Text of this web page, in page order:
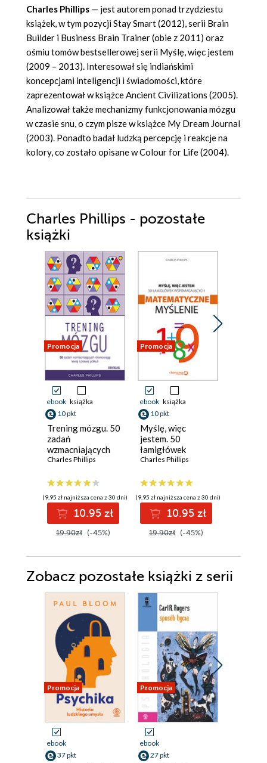
Charles Phillips — jest autorem ponad trzydziestu
książek, w tym pozycji Stay Smart (2012), serii Brain
Builder i Business Brain Trainer (obie z 2011) oraz
ośmiu tomów bestsellerowej serii Myślę, więc jestem
(2009 – 2013). Interesował się indiańskimi
koncepcjami inteligencji i świadomości, które
zaprezentował w książce Ancient Civilizations (2005).
Analizował także mechanizmy funkcjonowania mózgu
w czasie snu, o czym pisze w książce My Dream Journal
(2003). Ponadto badał ludzką percepcję i reakcje na
kolory, co zostało opisane w Colour for Life (2004).
Charles Phillips - pozostałe
książki
Promocja
ebook książka
10 pkt
Trening mózgu. 50
zadań
wzmacniających
równowagę lewej i
Charles Phillips
(9,95 zł najniższa cena z 30 dni)
10.95 zł
19.90zł (-45%)
Promocja
ebook książka
10 pkt
Myślę, więc
jestem. 50
łamigłówek
wspomagających
myślenie
Charles Phillips
(9,95 zł najniższa cena z 30 dni)
10.95 zł
19.90zł (-45%)
Zobacz pozostałe książki z serii
Promocja
ebook
37 pkt
Promocja
ebook
27 pkt